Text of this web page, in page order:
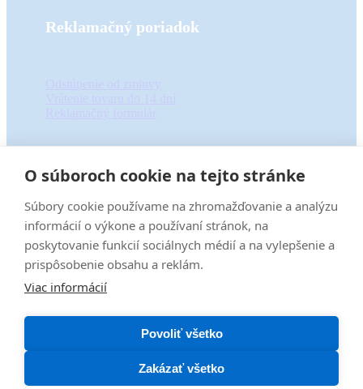
Reklamačný poriadok
Informácie
regen centra myelis
O nás
Pre partnerov
Ochrana osobných údajov Obchodné podmienky
ROZHÝB TO, s.r.o|prevádzkované eshop systémom
O súboroch cookie na tejto stránke
Súbory cookie používame na zhromažďovanie a analýzu
informácií o výkone a používaní stránok, na
poskytovanie funkcií sociálnych médií a na vylepšenie a
prispôsobenie obsahu a reklám.
Viac informácií
Povoliť všetko
Zakázať všetko